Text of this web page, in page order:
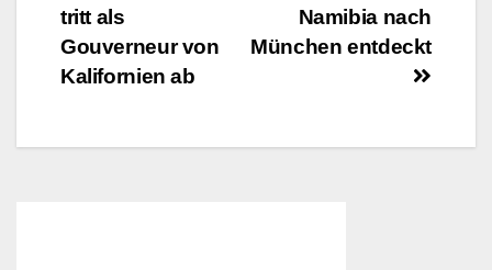
Namibia nach
München entdeckt
tritt als
Gouverneur von
Kalifornien ab